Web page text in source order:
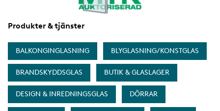
Produkter & tjänster
BALKONGINGLASNING BLYGLASNING/KONSTGLAS
BRANDSKYDDSGLAS BUTIK & GLASLAGER
DESIGN & INREDNINGSGLAS DÖRRAR